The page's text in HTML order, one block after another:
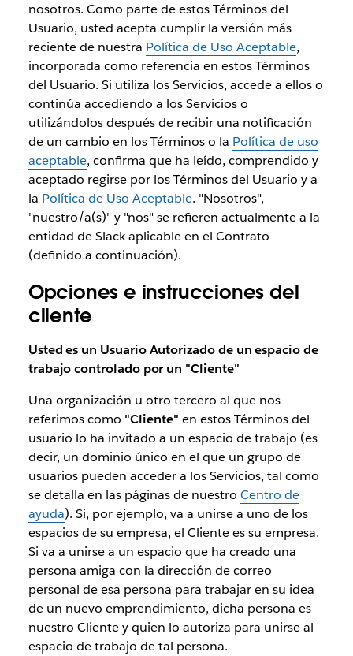
nosotros. Como parte de estos Términos del
Usuario, usted acepta cumplir la versión más
reciente de nuestra Política de Uso Aceptable,
incorporada como referencia en estos Términos
del Usuario. Si utiliza los Servicios, accede a ellos o
continúa accediendo a los Servicios o
utilizándolos después de recibir una notificación
de un cambio en los Términos o la Política de uso
aceptable, confirma que ha leído, comprendido y
aceptado regirse por los Términos del Usuario y a
la Política de Uso Aceptable. "Nosotros",
"nuestro/a(s)" y "nos" se refieren actualmente a la
entidad de Slack aplicable en el Contrato
(definido a continuación).
Opciones e instrucciones del
cliente
Usted es un Usuario Autorizado de un espacio de
trabajo controlado por un "Cliente"
Una organización u otro tercero al que nos
referimos como "Cliente" en estos Términos del
usuario lo ha invitado a un espacio de trabajo (es
decir, un dominio único en el que un grupo de
usuarios pueden acceder a los Servicios, tal como
se detalla en las páginas de nuestro Centro de
ayuda). Si, por ejemplo, va a unirse a uno de los
espacios de su empresa, el Cliente es su empresa.
Si va a unirse a un espacio que ha creado una
persona amiga con la dirección de correo
personal de esa persona para trabajar en su idea
de un nuevo emprendimiento, dicha persona es
nuestro Cliente y quien lo autoriza para unirse al
espacio de trabajo de tal persona.